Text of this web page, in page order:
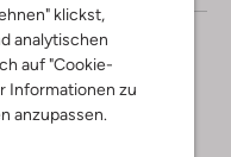
klickst,
analytischen
auf "Cookie-
Informationen zu
anzupassen.